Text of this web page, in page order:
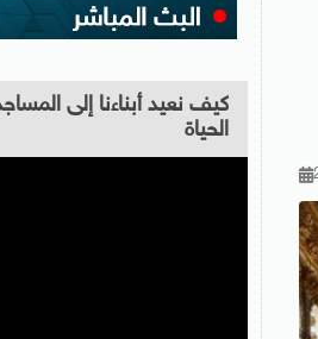
كيف نعيد أبناءنا إلى
الحياة